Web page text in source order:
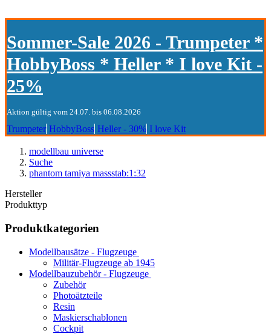
Sommer-Sale 2026 - Trumpeter *
HobbyBoss * Heller * I love Kit -
25%
Aktion gültig vom 24.07. bis 06.08.2026
Trumpeter HobbyBoss Heller - 30% I love Kit
modellbau universe
Suche
phantom tamiya massstab:1:32
Hersteller
Produkttyp
Produktkategorien
Modellbausätze - Flugzeuge
Militär-Flugzeuge ab 1945
Modellbauzubehör - Flugzeuge
Zubehör
Photoätzteile
Resin
Maskierschablonen
Cockpit